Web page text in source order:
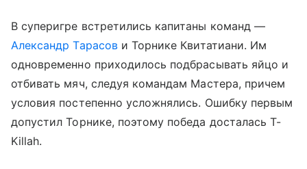
В суперигре встретились капитаны команд —
Александр Тарасови Торнике Квитатиани. Им
одновременно приходилось подбрасывать яйцо и
отбивать мяч, следуя командам Мастера, причем
условия постепенно усложнялись. Ошибку первым
допустил Торнике, поэтому победа досталась T-
Killah.